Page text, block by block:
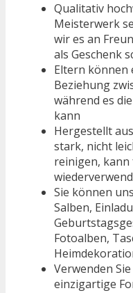
Qualitativ
Meisterwerk
wir es an
als Geschenk
Eltern können
Beziehung
während es
kann
Hergestellt
stark, nicht
reinigen,
Sie können
Salben,
Fotoalben,
Verwenden
einzigartige